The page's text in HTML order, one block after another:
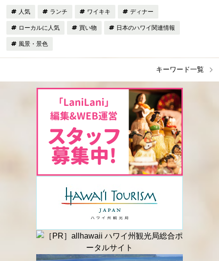
人気 ランチ ワイキキ ディナー
ローカルに人気 買い物 日本のハワイ関連情報
風景・景色
キーワード一覧